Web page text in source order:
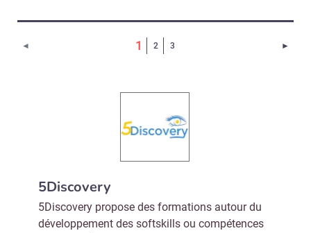
◄ 1 (Page courante)
2 3 ►
5Discovery
5Discovery propose des formations autour du
développement des softskills ou compétences